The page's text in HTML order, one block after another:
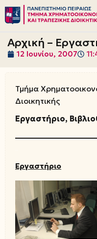
Μεταπηδήστε
στο
περιεχόμενο
Αρχική –
12 Ιουνίου, 2007
Τμήμα
Διοικητικής
Εργαστήριο,
Εργαστήριο